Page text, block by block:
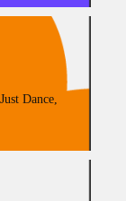
Dance,